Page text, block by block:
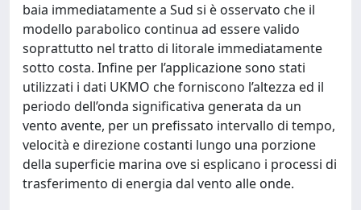
baia immediatamente a Sud si è osservato che il
modello parabolico continua ad essere valido
soprattutto nel tratto di litorale immediatamente
sotto costa. Infine per l’applicazione sono stati
utilizzati i dati UKMO che forniscono l’altezza ed il
periodo dell’onda significativa generata da un
vento avente, per un prefissato intervallo di tempo,
velocità e direzione costanti lungo una porzione
della superficie marina ove si esplicano i processi di
trasferimento di energia dal vento alle onde.